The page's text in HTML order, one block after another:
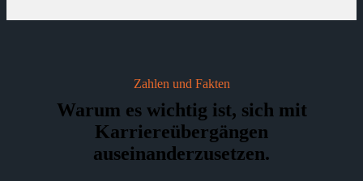
Zahlen und Fakten
Warum es wichtig ist, sich mit
Karriereübergängen
auseinanderzusetzen.